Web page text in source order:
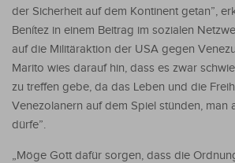
der Sicherheit auf dem Kontinent getan”,
Benítez in einem Beitrag im sozialen
auf die Militäraktion der USA gegen
Marito wies darauf hin, dass es zwar
zu treffen gebe, da das Leben und die
Venezolanern auf dem Spiel stünden, man
dürfe”.
„Möge Gott dafür sorgen, dass die